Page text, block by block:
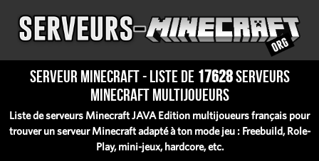
Serveur Minecraft - Liste de 17628serveurs
Minecraft multijoueurs
Liste de serveurs Minecraft JAVA Edition multijoueurs français pour
trouver un serveur Minecraft adapté à ton mode jeu : Freebuild, Role-
Play, mini-jeux, hardcore, etc.